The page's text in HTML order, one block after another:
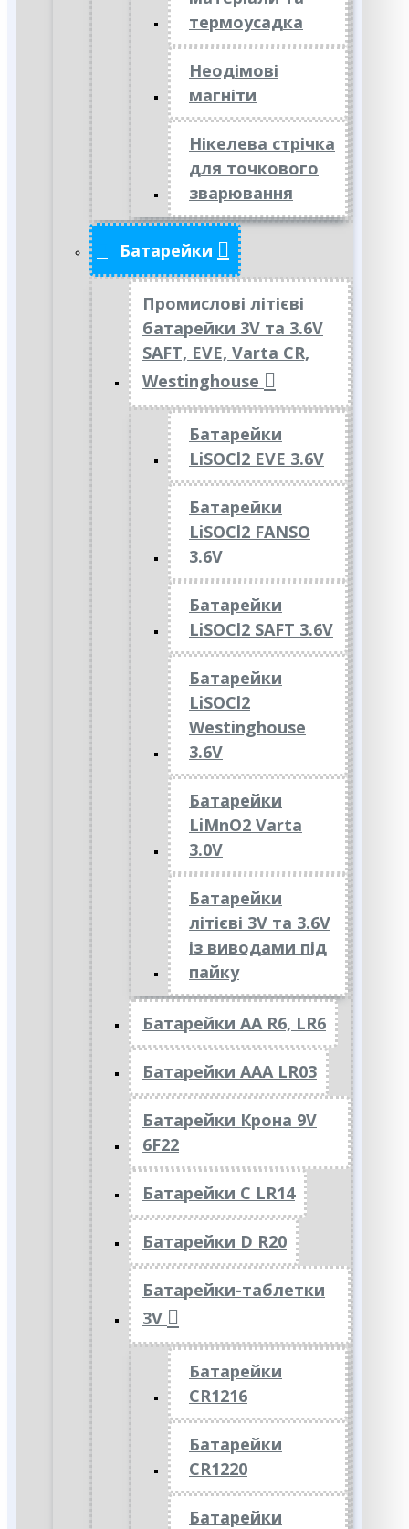
термоусадка
Неодімові
магніти
Нікелева стрічка
для точкового
зварювання
Батарейки
Промислові літієві
батарейки 3V та 3.6V
SAFT, EVE, Varta CR,
Westinghouse
Батарейки
LiSOCl2 EVE 3.6V
Батарейки
LiSOCl2 FANSO
3.6V
Батарейки
LiSOCl2 SAFT 3.6V
Батарейки
LiSOCl2
Westinghouse
3.6V
Батарейки
LiMnO2 Varta
3.0V
Батарейки
літієві 3V та 3.6V
із виводами під
пайку
Батарейки АА R6, LR6
Батарейки АAА LR03
Батарейки Крона 9V
6F22
Батарейки C LR14
Батарейки D R20
Батарейки-таблетки
3V
Батарейки
CR1216
Батарейки
CR1220
Батарейки